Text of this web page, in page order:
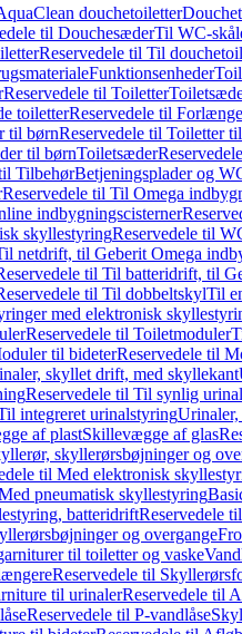
douchetoiletter
til DouchesæderTil WC-
Reservedele til Til
Funktionsenheder
Reservedele til Toiletter
toiletterReservedele til
til børnReservedele til Toiletter
til børnToiletsæder
TilbehørBetjeningsplader og
Reservedele til Til Omega
indbygningscisterner
skyllestyringReservedele til
netdrift, til Geberit Omega
til Til batteridrift, til
til Til dobbeltskylTil
med elektronisk
Reservedele til Toiletmoduler
til bideterReservedele til
skyllet drift, med skyllekant
Reservedele til Til synlig
integreret urinalstyring
af plastSkillevægge af glas
skyllerørsbøjninger og
til Med elektronisk
pneumatisk skyllestyring
batteridriftReservedele
og overgange
til toiletter og vaske
Reservedele til
til urinalerReservedele til
Reservedele til P-vandlåse